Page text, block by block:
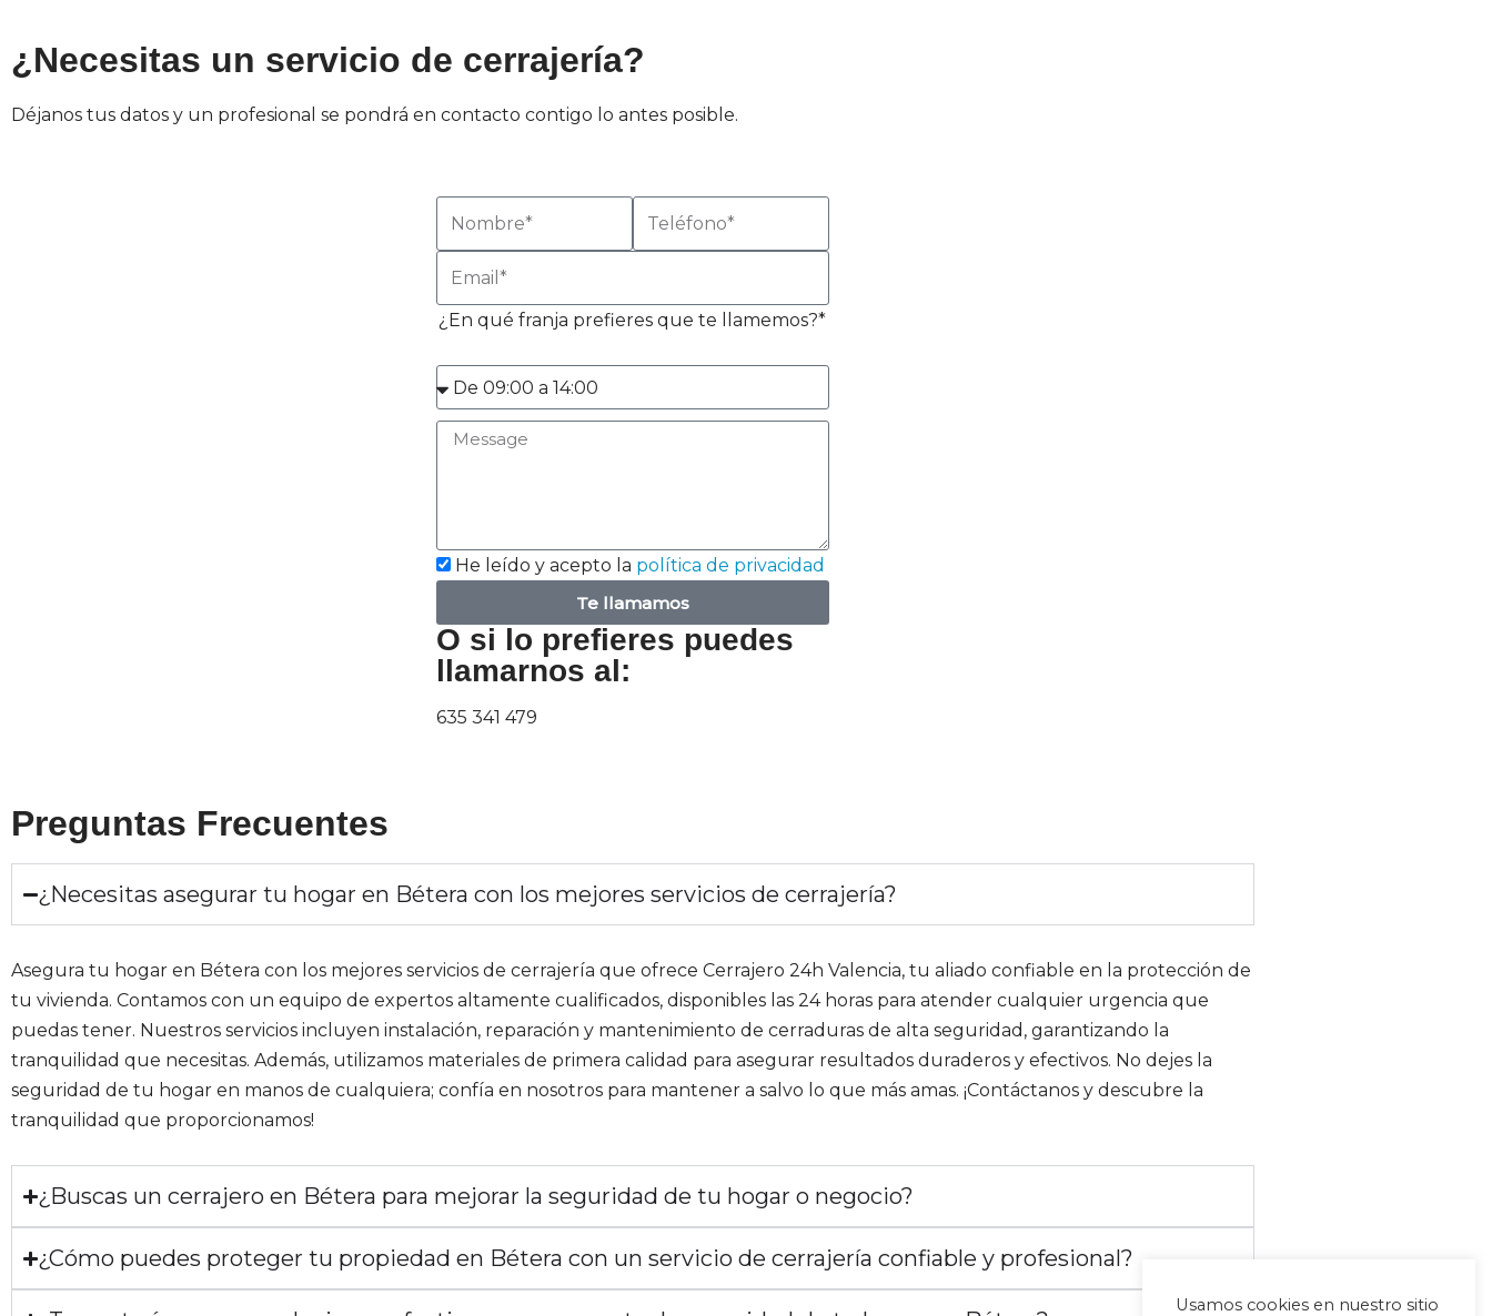
¿Necesitas un servicio de cerrajería?
Déjanos tus datos y un profesional se pondrá en contacto contigo lo antes posible.
¿En qué franja prefieres que te llamemos?*
He leído y acepto la política de privacidad
Te llamamos
O si lo prefieres puedes
llamarnos al:
635 341 479
Preguntas Frecuentes
¿Necesitas asegurar tu hogar en Bétera con los mejores servicios de cerrajería?
Asegura tu hogar en Bétera con los mejores servicios de cerrajería que ofrece Cerrajero 24h Valencia, tu aliado confiable en la protección de
tu vivienda. Contamos con un equipo de expertos altamente cualificados, disponibles las 24 horas para atender cualquier urgencia que
puedas tener. Nuestros servicios incluyen instalación, reparación y mantenimiento de cerraduras de alta seguridad, garantizando la
tranquilidad que necesitas. Además, utilizamos materiales de primera calidad para asegurar resultados duraderos y efectivos. No dejes la
seguridad de tu hogar en manos de cualquiera; confía en nosotros para mantener a salvo lo que más amas. ¡Contáctanos y descubre la
tranquilidad que proporcionamos!
¿Buscas un cerrajero en Bétera para mejorar la seguridad de tu hogar o negocio?
¿Cómo puedes proteger tu propiedad en Bétera con un servicio de cerrajería confiable y profesional?
Usamos cookies en nuestro sitio